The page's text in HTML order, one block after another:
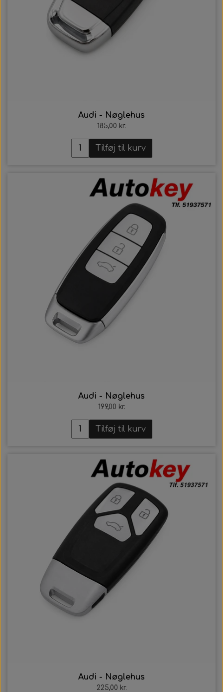
Audi - Nøglehus
185,00 kr.
Tilføj til kurv
Audi - Nøglehus
199,00 kr.
Tilføj til kurv
Audi - Nøglehus
225,00 kr.